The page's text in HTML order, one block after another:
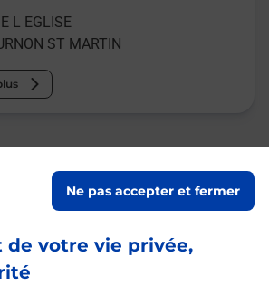
de votre vie privée,
Ne pas accepter et fermer
L EGLISE
ST MARTIN
24